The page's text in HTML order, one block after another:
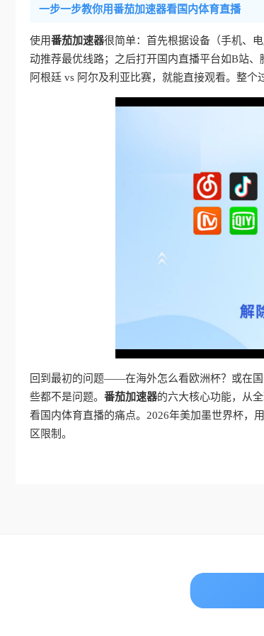
一步一步教你用番茄加速器看国内体育直播
使用番茄加速器很简单：首先根据设备（手机、
动推荐最优线路；之后打开国内直播平台如B站
阿根廷 vs 阿尔及利亚比赛，就能直接观看。整个
回到最初的问题——在海外怎么看欧洲杯？或在
些都不是问题。 番茄加速器的六大核心功能，从
看国内体育直播的痛点。2026年美加墨世界杯，用
区限制。